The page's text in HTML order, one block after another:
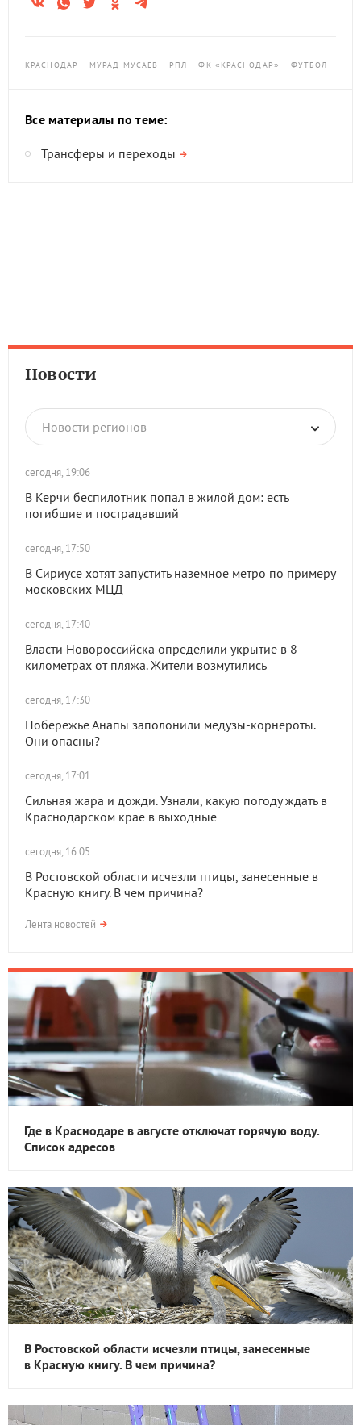
КРАСНОДАР МУРАД МУСАЕВ РПЛ ФК «КРАСНОДАР» ФУТБОЛ
Все материалы по теме:
Трансферы и переходы
Новости
Новости регионов
сегодня, 19:06
В Керчи беспилотник попал в жилой дом: есть
погибшие и пострадавший
сегодня, 17:50
В Сириусе хотят запустить наземное метро по примеру
московских МЦД
сегодня, 17:40
Власти Новороссийска определили укрытие в 8
километрах от пляжа. Жители возмутились
сегодня, 17:30
Побережье Анапы заполонили медузы-корнероты.
Они опасны?
сегодня, 17:01
Сильная жара и дожди. Узнали, какую погоду ждать в
Краснодарском крае в выходные
сегодня, 16:05
В Ростовской области исчезли птицы, занесенные в
Красную книгу. В чем причина?
Лента новостей
Где в Краснодаре в августе отключат горячую воду.
Список адресов
В Ростовской области исчезли птицы, занесенные
в Красную книгу. В чем причина?